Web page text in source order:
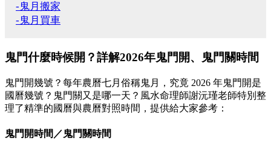
-鬼月搬家
-鬼月買車
鬼門什麼時候開？詳解2026年鬼門開、鬼門關時間
鬼門開幾號？每年農曆七月俗稱鬼月，究竟 2026 年鬼門開是
國曆幾號？鬼門關又是哪一天？風水命理師謝沅瑾老師特別整
理了精準的國曆與農曆對照時間，提供給大家參考：
鬼門開時間／鬼門關時間